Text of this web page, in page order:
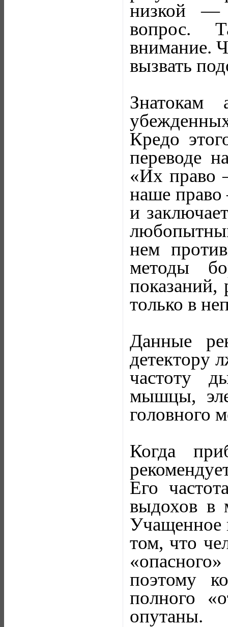
низкой —
вопрос.
внимание.
вызвать
Знатокам
Кредо
переводе
«Их право
наше право
и
нем
методы
только в
Данные
детектору
частоту
мышцы,
головного
Когда
Его
выдохов в
Учащенное
том, что
поэтому
полного
опутаны.